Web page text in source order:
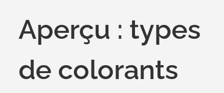
Aperçu : types
de colorants